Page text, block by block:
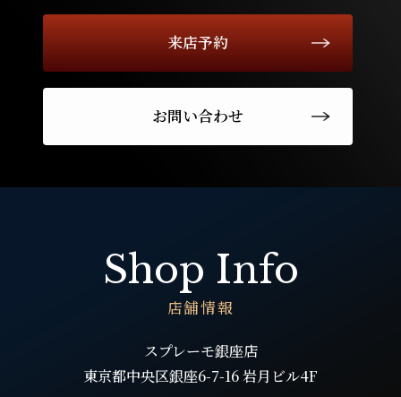
来店予約
お問い合わせ
Shop Info
店舗情報
スプレーモ銀座店
東京都中央区銀座6-7-16 岩月ビル4F